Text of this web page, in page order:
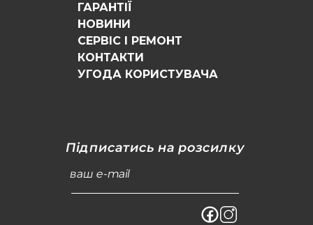
ГАРАНТІЇ
НОВИНИ
СЕРВІС І РЕМОНТ
КОНТАКТИ
УГОДА КОРИСТУВАЧА
Підписатись на розсилку
ваш e-mail